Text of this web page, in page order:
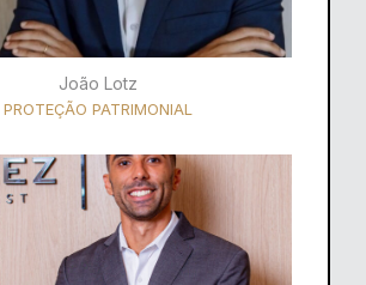
João Lotz
PROTEÇÃO PATRIMONIAL